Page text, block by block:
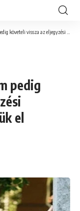
gyűrűt..még alig temettük el szegényt.
pedig
el